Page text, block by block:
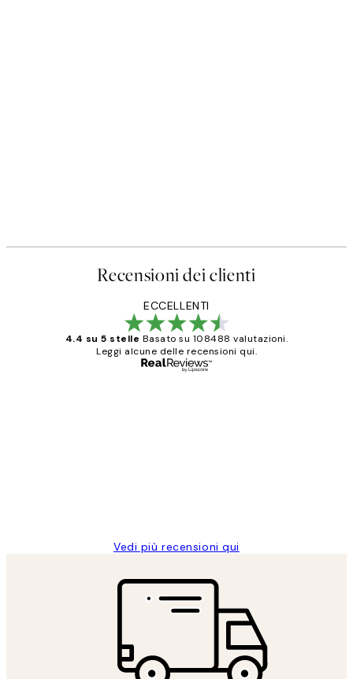
Recensioni dei clienti
ECCELLENTI
4.4 su 5 stelle Basato su 108488 valutazioni.
Leggi alcune delle recensioni qui.
Vedi più recensioni qui